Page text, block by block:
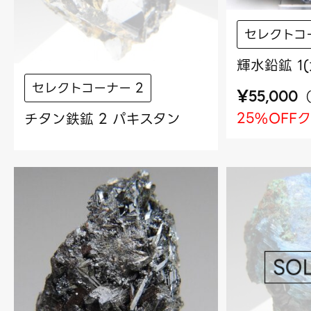
セレクトコーナー 2
チタン鉄鉱 2 パキスタン
セレクト
輝水鉛鉱
¥55,000 （
25%OFF